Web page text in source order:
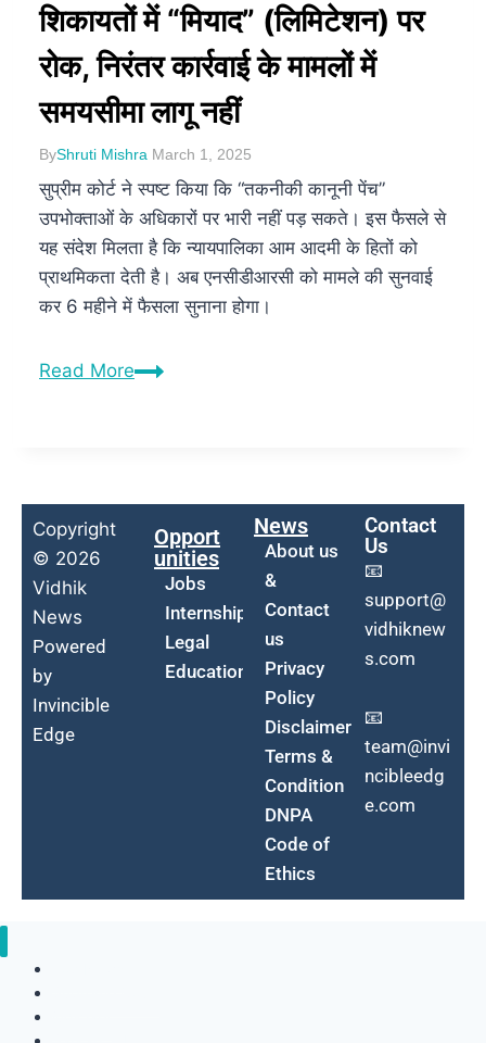
शिकायतों में “मियाद” (लिमिटेशन) पर
रोक, निरंतर कार्रवाई के मामलों में
समयसीमा लागू नहीं
ByShruti Mishra March 1, 2025
सुप्रीम कोर्ट ने स्पष्ट किया कि “तकनीकी कानूनी पेंच”
उपभोक्ताओं के अधिकारों पर भारी नहीं पड़ सकते। इस फैसले से
यह संदेश मिलता है कि न्यायपालिका आम आदमी के हितों को
प्राथमिकता देती है। अब एनसीडीआरसी को मामले की सुनवाई
कर 6 महीने में फैसला सुनाना होगा।
Read More
Copyright
© 2026
Vidhik
News
Powered
by
Invincible
Edge
Opport
unities
Jobs
Internship
Legal
Education
News
About us
&
Contact
us
Privacy
Policy
Disclaimer
Terms &
Condition
DNPA
Code of
Ethics
Contact
Us
📧
support@
vidhiknew
s.com
📧
team@invi
ncibleedg
e.com